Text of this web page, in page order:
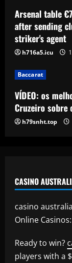
4
5
Arsenal table
after sending
striker's agent
h716a5.icu
Baccarat
VÍDEO: os
Cruzeiro sobre
h79snht.top
CASINO
casino
Online
Ready to win?
players with a